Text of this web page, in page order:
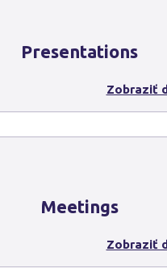
Presentations
Zobraziť
Meetings
Zobraziť